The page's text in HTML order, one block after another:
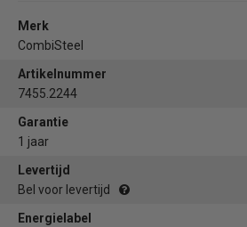
Merk
CombiSteel
Artikelnummer
7455.2244
Garantie
1 jaar
Levertijd
Bel voor levertijd
Energielabel